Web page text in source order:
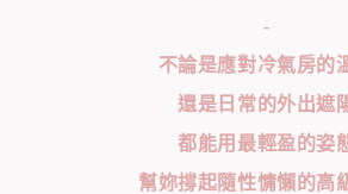
-
不論是應對冷氣房的
還是日常的外出遮
都能用最輕盈的姿
幫妳撐起隨性慵懶的高